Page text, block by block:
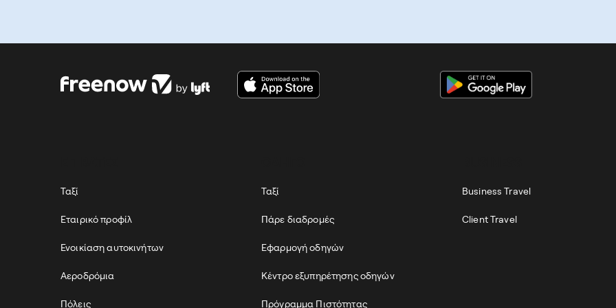
Ταξί
Εταιρικό προφίλ
Ενοικίαση αυτοκινήτων
Αεροδρόμια
Πόλεις
Ταξί
Πάρε διαδρομές
Εφαρμογή οδηγών
Κέντρο εξυπηρέτησης οδηγών
Πρόγραμμα Πιστότητας
Business Travel
Client Travel